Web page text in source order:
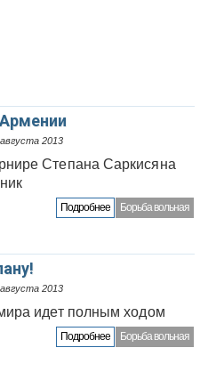
2013
Степана Саркисяна
Борьба вольная
Подробнее
2013
идет полным ходом
Борьба вольная
Подробнее